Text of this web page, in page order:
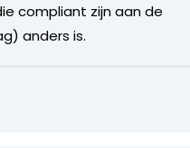
compliant zijn aan de
anders is.